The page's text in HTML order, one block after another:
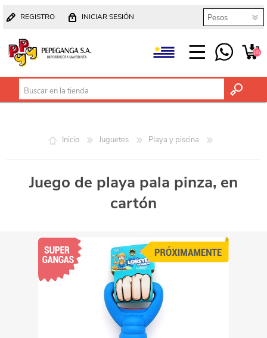
REGISTRO INICIAR SESIÓN
(0)
Inicio Juguetes Playa y piscina
Juego de playa pala pinza, en
cartón